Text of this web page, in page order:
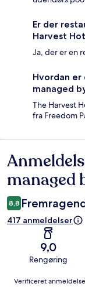
Er der
Harvest
Ja, der er en
Hvordan
managed
The Harvest
fra Freedom
managed
8,8
417 anmeldelser
9,0
Rengøring
Anmeldelser
Verificeret anmeldelse